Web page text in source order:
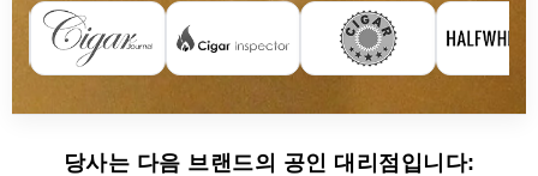
당사는 다음 브랜드의 공인 대리점입니다: